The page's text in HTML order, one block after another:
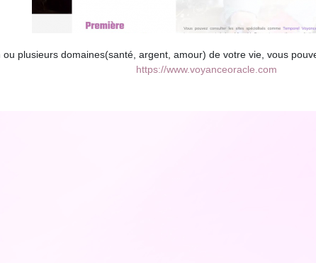
plusieurs domaines(santé, argent, amour) de votre vie, vous
https://www.voyanceoracle.com